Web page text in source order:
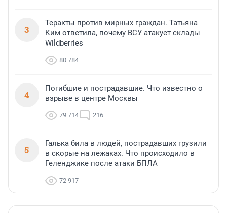
3
Теракты против мирных граждан. Татьяна
Ким ответила, почему ВСУ атакует склады
Wildberries
80 784
4
Погибшие и пострадавшие. Что известно о
взрыве в центре Москвы
79 714 216
5
Галька била в людей, пострадавших грузили
в скорые на лежаках. Что происходило в
Геленджике после атаки БПЛА
72 917